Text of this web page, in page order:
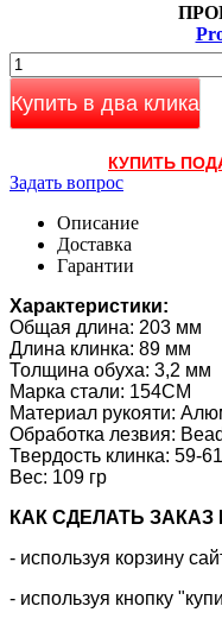
Купить в два клика
КУПИТЬ
Задать вопрос
Описание
Доставка
Гарантии
Характеристики:
Общая длина: 203 мм
Длина клинка: 89 мм
Толщина обуха: 3,2 мм
Марка стали: 154CM
Материал рукояти:
Обработка лезвия:
Твердость клинка: 59-
Вес: 109 гр
КАК CДЕЛАТЬ
- используя корзину
- используя кнопку